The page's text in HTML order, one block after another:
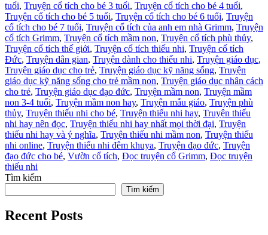
tuổi, Truyện cổ tích cho bé 3 tuổi, Truyện cổ tích cho bé 4 tuổi,
Truyện cổ tích cho bé 5 tuổi, Truyện cổ tích cho bé 6 tuổi, Truyện
cổ tích cho bé 7 tuổi, Truyện cổ tích của anh em nhà Grimm, Truyện
cổ tích Grimm, Truyện cổ tích mầm non, Truyện cổ tích phù thủy,
Truyện cổ tích thế giới, Truyện cổ tích thiếu nhi, Truyện cổ tích
Đức, Truyện dân gian, Truyện dành cho thiếu nhi, Truyện giáo dục,
Truyện giáo dục cho trẻ, Truyện giáo dục kỹ năng sống, Truyện
giáo dục kỹ năng sống cho trẻ mầm non, Truyện giáo dục nhân cách
cho trẻ, Truyện giáo dục đạo đức, Truyện mầm non, Truyện mầm
non 3-4 tuổi, Truyện mầm non hay, Truyện mẫu giáo, Truyện phù
thủy, Truyện thiếu nhi cho bé, Truyện thiếu nhi hay, Truyện thiếu
nhi hay nên đọc, Truyện thiếu nhi hay nhất mọi thời đại, Truyện
thiếu nhi hay và ý nghĩa, Truyện thiếu nhi mầm non, Truyện thiếu
nhi online, Truyện thiếu nhi đêm khuya, Truyện đạo đức, Truyện
đạo đức cho bé, Vườn cổ tích, Đọc truyện cổ Grimm, Đọc truyện
thiếu nhi
Tìm kiếm
Tìm kiếm
Recent Posts